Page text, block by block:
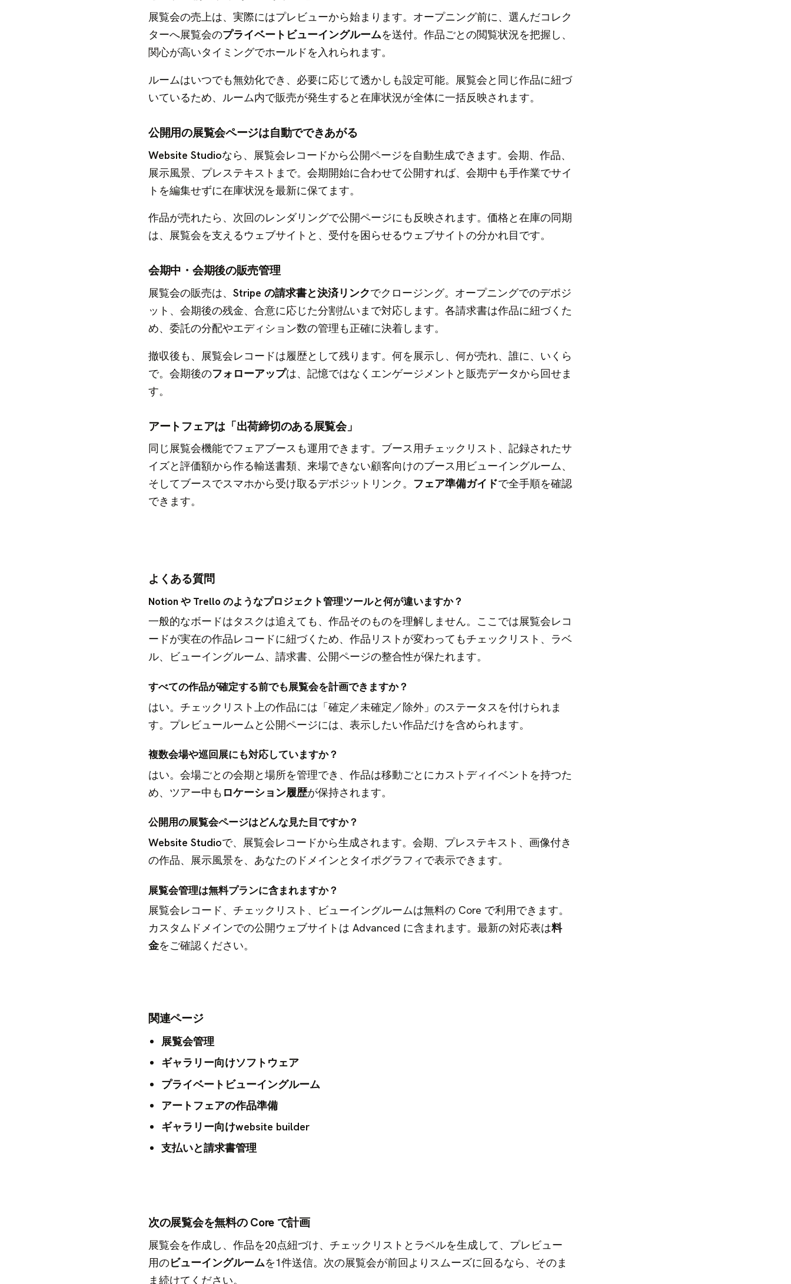
展覧会の売上は、実際にはプレビューから始まります。オープニング前に、選んだコレク
ターへ展覧会のプライベートビューイングルームを送付。作品ごとの閲覧状況を把握し、
関心が高いタイミングでホールドを入れられます。
ルームはいつでも無効化でき、必要に応じて透かしも設定可能。展覧会と同じ作品に紐づ
いているため、ルーム内で販売が発生すると在庫状況が全体に一括反映されます。
公開用の展覧会ページは自動でできあがる
Website Studioなら、展覧会レコードから公開ページを自動生成できます。会期、作品、
展示風景、プレステキストまで。会期開始に合わせて公開すれば、会期中も手作業でサイ
トを編集せずに在庫状況を最新に保てます。
作品が売れたら、次回のレンダリングで公開ページにも反映されます。価格と在庫の同期
は、展覧会を支えるウェブサイトと、受付を困らせるウェブサイトの分かれ目です。
会期中・会期後の販売管理
展覧会の販売は、 Stripe の請求書と決済リンクでクロージング。オープニングでのデポジ
ット、会期後の残金、合意に応じた分割払いまで対応します。各請求書は作品に紐づくた
め、委託の分配やエディション数の管理も正確に決着します。
撤収後も、展覧会レコードは履歴として残ります。何を展示し、何が売れ、誰に、いくら
で。会期後のフォローアップは、記憶ではなくエンゲージメントと販売データから回せま
す。
アートフェアは「出荷締切のある展覧会」
同じ展覧会機能でフェアブースも運用できます。ブース用チェックリスト、記録されたサ
イズと評価額から作る輸送書類、来場できない顧客向けのブース用ビューイングルーム、
そしてブースでスマホから受け取るデポジットリンク。 フェア準備ガイドで全手順を確認
できます。
よくある質問
Notion や Trello のようなプロジェクト管理ツールと何が違いますか？
一般的なボードはタスクは追えても、作品そのものを理解しません。ここでは展覧会レコ
ードが実在の作品レコードに紐づくため、作品リストが変わってもチェックリスト、ラベ
ル、ビューイングルーム、請求書、公開ページの整合性が保たれます。
すべての作品が確定する前でも展覧会を計画できますか？
はい。チェックリスト上の作品には「確定／未確定／除外」のステータスを付けられま
す。プレビュールームと公開ページには、表示したい作品だけを含められます。
複数会場や巡回展にも対応していますか？
はい。会場ごとの会期と場所を管理でき、作品は移動ごとにカストディイベントを持つた
め、ツアー中も ロケーション履歴が保持されます。
公開用の展覧会ページはどんな見た目ですか？
Website Studioで、展覧会レコードから生成されます。会期、プレステキスト、画像付き
の作品、展示風景を、あなたのドメインとタイポグラフィで表示できます。
展覧会管理は無料プランに含まれますか？
展覧会レコード、チェックリスト、ビューイングルームは無料の Core で利用できます。
カスタムドメインでの公開ウェブサイトは Advanced に含まれます。最新の対応表は料
金をご確認ください。
関連ページ
展覧会管理
ギャラリー向けソフトウェア
プライベートビューイングルーム
アートフェアの作品準備
ギャラリー向けwebsite builder
支払いと請求書管理
次の展覧会を無料の Core で計画
展覧会を作成し、作品を20点紐づけ、チェックリストとラベルを生成して、プレビュー
用のビューイングルームを1件送信。次の展覧会が前回よりスムーズに回るなら、そのま
ま続けてください。